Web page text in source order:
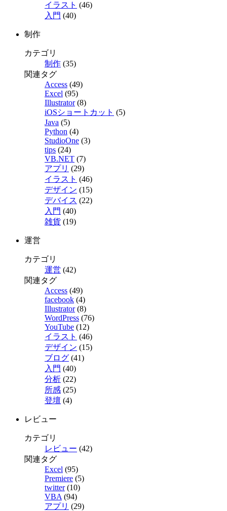
イラスト (46)
入門 (40)
制作
カテゴリ
制作 (35)
関連タグ
Access (49)
Excel (95)
Illustrator(8)
iOSショートカット (5)
Java (5)
Python (4)
StudioOne (3)
tips (24)
VB.NET (7)
アプリ (29)
イラスト (46)
デザイン (15)
デバイス (22)
入門 (40)
雑貨 (19)
運営
カテゴリ
運営 (42)
関連タグ
Access (49)
facebook (4)
Illustrator(8)
WordPress (76)
YouTube (12)
イラスト (46)
デザイン (15)
ブログ (41)
入門 (40)
分析 (22)
所感 (25)
登壇 (4)
レビュー
カテゴリ
レビュー (42)
関連タグ
Excel (95)
Premiere (5)
twitter(10)
VBA (94)
アプリ (29)